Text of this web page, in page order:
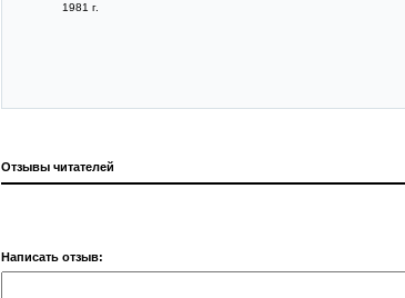
1981 г.
Отзывы читателей
Написать отзыв: